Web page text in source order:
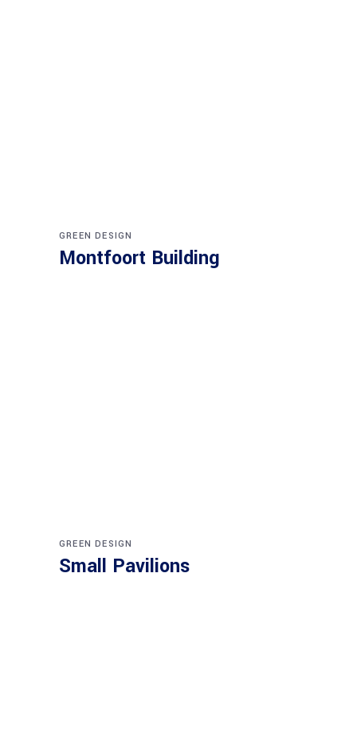
GREEN DESIGN
Montfoort Building
GREEN DESIGN
Small Pavilions